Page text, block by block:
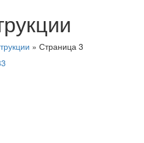
» Страница 3